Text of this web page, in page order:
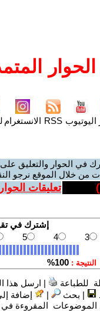
اليوتيوب RSS الانستغرام
في الحوار والتعليق
من خلال الموقع نرجو
) تعليقات
للطباعة | ارسل هذا
| بحث | إضافة
المقروءة في